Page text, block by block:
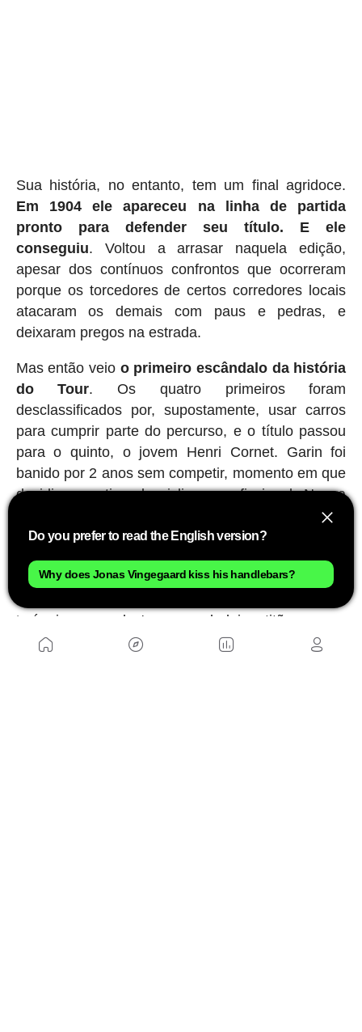
Sua história, no entanto, tem um final agridoce.
Em 1904 ele apareceu na linha de partida
pronto para defender seu título. E ele
conseguiu. Voltou a arrasar naquela edição,
apesar dos contínuos confrontos que ocorreram
porque os torcedores de certos corredores locais
atacaram os demais com paus e pedras, e
deixaram pregos na estrada.
Mas então veio o primeiro escândalo da história
do Tour. Os quatro primeiros foram
desclassificados por, supostamente, usar carros
para cumprir parte do percurso, e o título passou
para o quinto, o jovem Henri Cornet. Garin foi
banido por 2 anos sem competir, momento em que
decidiu se retirar do ciclismo profissional. Nunca
saberemos se isso foi justo ou não, embora ele
sempre tenha defendido sua inocência. O que está
claro é que, acima de qualquer consideração
esportiva, aqueles homens que percorriam
‘máquinas pesadas' eram verdadeiros titãs.
Do you prefer to read the English version?
Why does Jonas Vingegaard kiss his handlebars?